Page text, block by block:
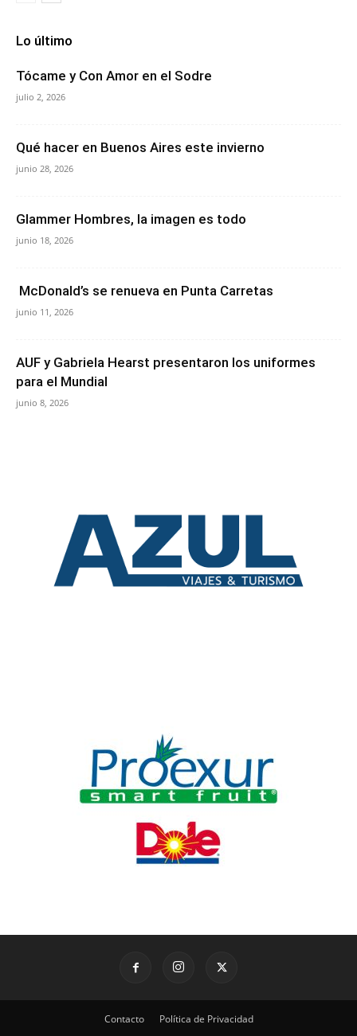
Lo último
Tócame y Con Amor en el Sodre
julio 2, 2026
Qué hacer en Buenos Aires este invierno
junio 28, 2026
Glammer Hombres, la imagen es todo
junio 18, 2026
McDonald’s se renueva en Punta Carretas
junio 11, 2026
AUF y Gabriela Hearst presentaron los uniformes
para el Mundial
junio 8, 2026
Contacto Política de Privacidad